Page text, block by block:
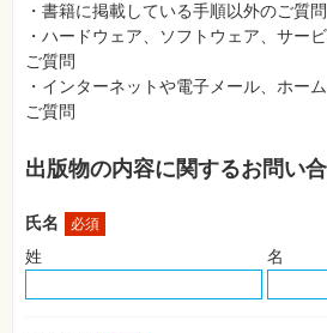
フ
ォ
ン・
SNS
作
成・
ケ
ィ
ン
・書籍に掲載している手順以外のご質問
・ハードウェア、ソフトウェア、サー
ご質問
・インターネットや電子メール、ホー
ご質問
出版物の内容に関するお問い
氏名 必須
姓 名